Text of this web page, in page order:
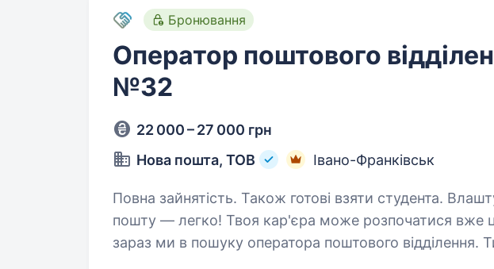
Бронювання
Оператор поштового
№32
22 000 – 27 000 грн
Нова пошта, ТОВ
Івано-Франківськ
Повна зайнятість. Також готові взяти студента. Влаштуватися в Нову
пошту — легко! Твоя кар'єра може розпочатися вже
зараз ми в пошуку оператора поштового відділення.